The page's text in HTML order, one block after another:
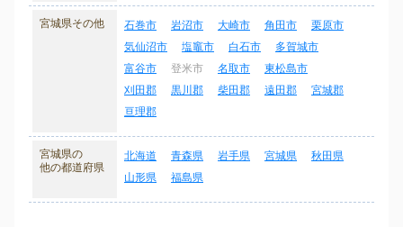
宮城県その他 石巻市 岩沼市 大崎市 角田市
栗原市
気仙沼市
塩竈市 白石市
多賀城市
富谷市
登米市 名取市
東松島市
刈田郡
黒川郡 柴田郡 遠田郡
宮城郡
亘理郡
宮城県の
他の都道府県
北海道 青森県 岩手県 宮城県
秋田県
山形県
福島県